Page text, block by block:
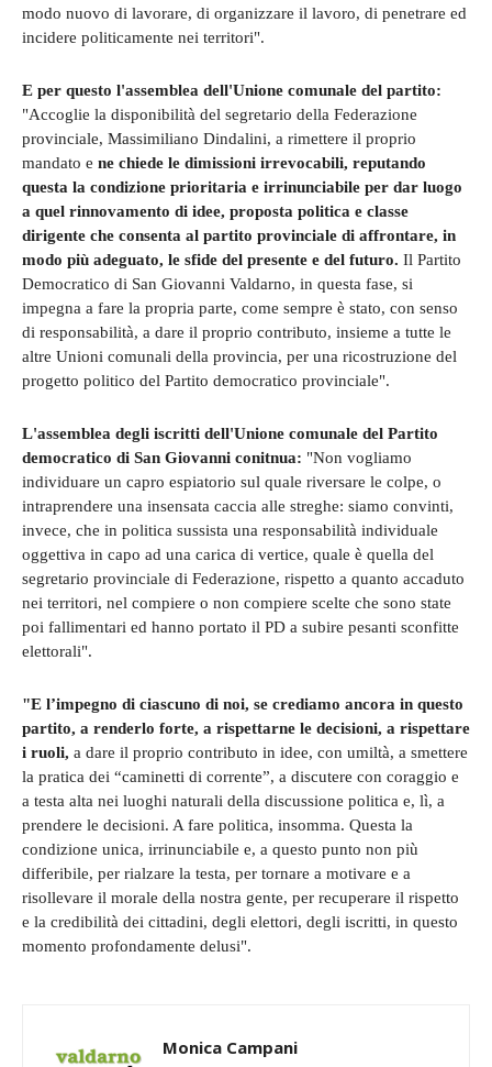
modo nuovo di lavorare, di organizzare il lavoro, di penetrare ed
incidere politicamente nei territori".
E per questo l'assemblea dell'Unione comunale del partito:
"Accoglie la disponibilità del segretario della Federazione
provinciale, Massimiliano Dindalini, a rimettere il proprio
mandato e ne chiede le dimissioni irrevocabili, reputando
questa la condizione prioritaria e irrinunciabile per dar luogo
a quel rinnovamento di idee, proposta politica e classe
dirigente che consenta al partito provinciale di affrontare, in
modo più adeguato, le sfide del presente e del futuro. Il Partito
Democratico di San Giovanni Valdarno, in questa fase, si
impegna a fare la propria parte, come sempre è stato, con senso
di responsabilità, a dare il proprio contributo, insieme a tutte le
altre Unioni comunali della provincia, per una ricostruzione del
progetto politico del Partito democratico provinciale".
L'assemblea degli iscritti dell'Unione comunale del Partito
democratico di San Giovanni conitnua: "Non vogliamo
individuare un capro espiatorio sul quale riversare le colpe, o
intraprendere una insensata caccia alle streghe: siamo convinti,
invece, che in politica sussista una responsabilità individuale
oggettiva in capo ad una carica di vertice, quale è quella del
segretario provinciale di Federazione, rispetto a quanto accaduto
nei territori, nel compiere o non compiere scelte che sono state
poi fallimentari ed hanno portato il PD a subire pesanti sconfitte
elettorali".
"E l’impegno di ciascuno di noi, se crediamo ancora in questo
partito, a renderlo forte, a rispettarne le decisioni, a rispettare
i ruoli, a dare il proprio contributo in idee, con umiltà, a smettere
la pratica dei “caminetti di corrente”, a discutere con coraggio e
a testa alta nei luoghi naturali della discussione politica e, lì, a
prendere le decisioni. A fare politica, insomma. Questa la
condizione unica, irrinunciabile e, a questo punto non più
differibile, per rialzare la testa, per tornare a motivare e a
risollevare il morale della nostra gente, per recuperare il rispetto
e la credibilità dei cittadini, degli elettori, degli iscritti, in questo
momento profondamente delusi".
Monica Campani